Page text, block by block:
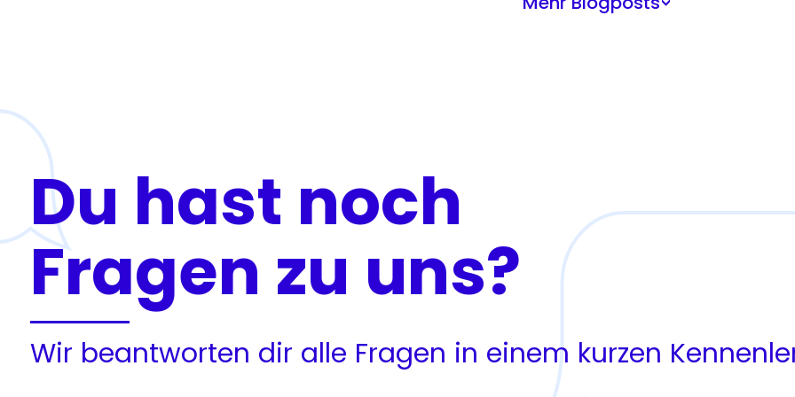
>
Du hast noch
Fragen zu uns?
Wir beantworten dir alle Fragen in einem kurzen